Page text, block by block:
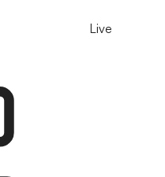
Live